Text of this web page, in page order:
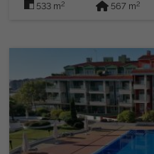
筑面积为 1998 平方米，以
533 m2 567 m2